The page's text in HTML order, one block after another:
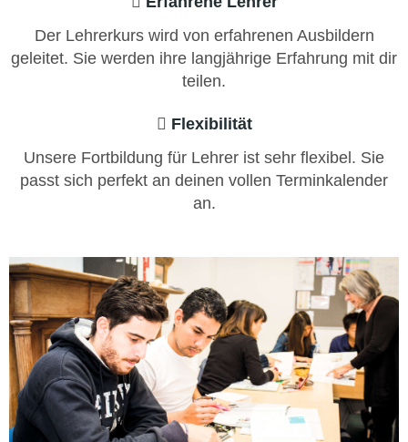
Der Lehrerkurs wird von erfahrenen Ausbildern
geleitet. Sie werden ihre langjährige Erfahrung mit dir
teilen.
Flexibilität
Unsere Fortbildung für Lehrer ist sehr flexibel. Sie
passt sich perfekt an deinen vollen Terminkalender
an.